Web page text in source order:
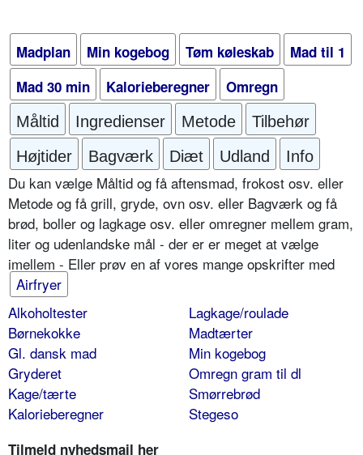
Madplan Min kogebog Tøm køleskab
Mad til 1
Mad 30 min
Kalorieberegner Omregn
Måltid Ingredienser Metode
Tilbehør
Højtider
Bagværk Diæt Udland Info
Du kan vælge Måltid og få aftensmad, frokost osv. eller
Metode og få grill, gryde, ovn osv. eller Bagværk og få
brød, boller og lagkage osv. eller omregner mellem gram,
liter og udenlandske mål - der er er meget at vælge
imellem - Eller prøv en af vores mange opskrifter med
Airfryer
Alkoholtester
Børnekokke
Gl. dansk mad
Gryderet
Kage/tærte
Kalorieberegner
Lagkage/roulade
Madtærter
Min kogebog
Omregn gram til dl
Smørrebrød
Stegeso
Tilmeld nyhedsmail her